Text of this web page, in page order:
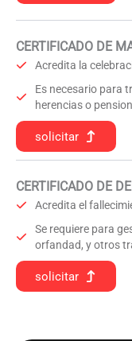
CERTIFICADO DE
Acredita la
Es necesario para
herencias o
solicitar
CERTIFICADO DE
Acredita el
Se requiere para
orfandad, y otros
solicitar